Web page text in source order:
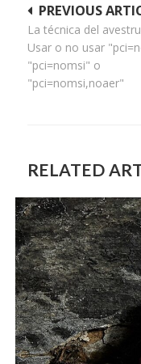
Navegación
de
entradas
PREVIOUS
La técnica del
Usar o no usar
"pci=nomsi" o
"pci=nomsi,noaer"
RELATED